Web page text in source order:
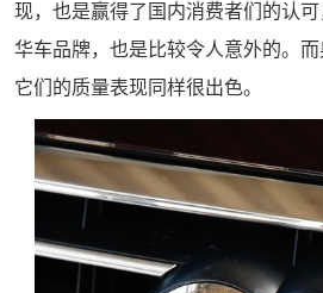
现，也是赢得了国内消费者们的认
华车品牌，也是比较令人意外的。
它们的质量表现同样很出色。